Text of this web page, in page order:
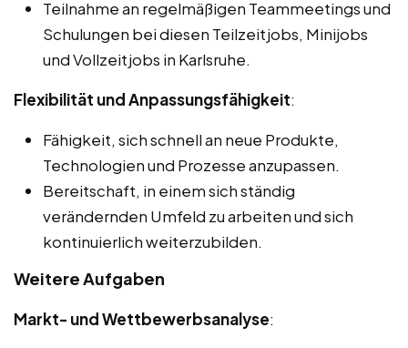
Teilnahme an regelmäßigen Teammeetings und
Schulungen bei diesen Teilzeitjobs, Minijobs
und Vollzeitjobs in Karlsruhe.
Flexibilität und Anpassungsfähigkeit:
Fähigkeit, sich schnell an neue Produkte,
Technologien und Prozesse anzupassen.
Bereitschaft, in einem sich ständig
verändernden Umfeld zu arbeiten und sich
kontinuierlich weiterzubilden.
Weitere Aufgaben
Markt- und Wettbewerbsanalyse: